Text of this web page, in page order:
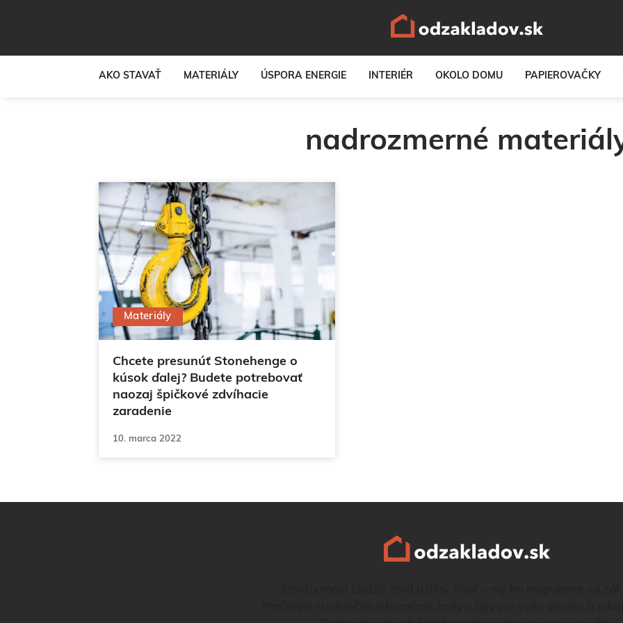
AKO STAVAŤ MATERIÁLY ÚSPORA ENERGIE INTERIÉR OKOLO DOMU PAPIEROVAČKY
nadrozmerné
Materiály
Chcete presunúť Stonehenge o
kúsok ďalej? Budete potrebovať
naozaj špičkové zdvíhacie
zaradenie
10. marca 2022